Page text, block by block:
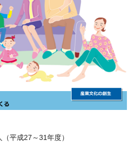
平成27～31年度）